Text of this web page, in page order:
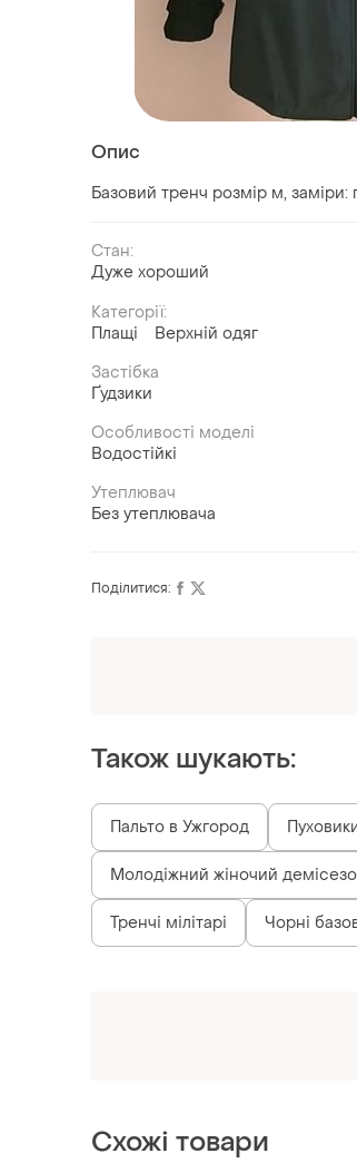
Опис
Базовий тренч розмір м,
Стан:
Дуже хороший
Категорії:
Плащі
Верхній одяг
Застібка
Ґудзики
Особливості моделі
Водостійкі
Утеплювач
Без утеплювача
Поділитися:
Також шукають:
Пальто в Ужгород
Молодіжний жіночий
Тренчі мілітарі Чорні